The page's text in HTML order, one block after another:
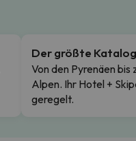
Der größte Katalog
Von den Pyrenäen bis
Alpen. Ihr Hotel +
geregelt.